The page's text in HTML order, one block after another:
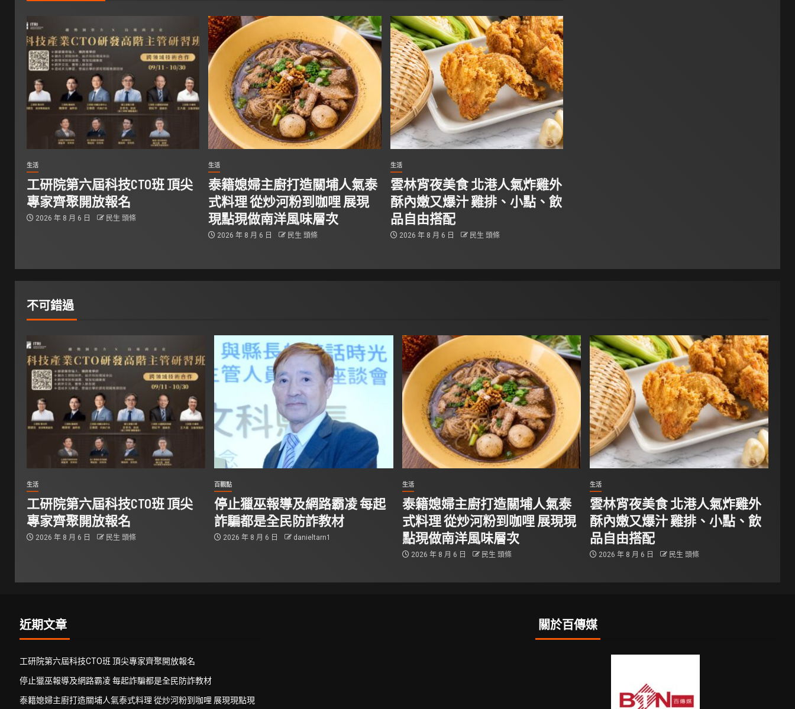
生活
工研院第六屆科技CTO班 頂尖
專家齊聚開放報名
2026 年 8 月 6 日 民生 頭條
生活
泰籍媳婦主廚打造關埔人氣泰
式料理 從炒河粉到咖哩 展現
現點現做南洋風味層次
2026 年 8 月 6 日 民生 頭條
生活
雲林宵夜美食 北港人氣炸雞外
酥內嫩又爆汁 雞排、小點、飲
品自由搭配
2026 年 8 月 6 日 民生 頭條
不可錯過
生活
工研院第六屆科技CTO班 頂尖
專家齊聚開放報名
2026 年 8 月 6 日 民生 頭條
百觀點
停止獵巫報導及網路霸凌 每起
詐騙都是全民防詐教材
2026 年 8 月 6 日 danieltarn1
生活
泰籍媳婦主廚打造關埔人氣泰
式料理 從炒河粉到咖哩 展現現
點現做南洋風味層次
2026 年 8 月 6 日 民生 頭條
生活
雲林宵夜美食 北港人氣炸雞外
酥內嫩又爆汁 雞排、小點、飲
品自由搭配
2026 年 8 月 6 日 民生 頭條
近期文章
工研院第六屆科技CTO班 頂尖專家齊聚開放報名
停止獵巫報導及網路霸凌 每起詐騙都是全民防詐教材
泰籍媳婦主廚打造關埔人氣泰式料理 從炒河粉到咖哩 展現現點現
關於百傳媒